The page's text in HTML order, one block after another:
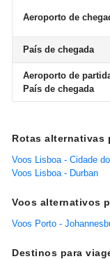
Aeroporto de
País de chegada
Aeroporto de
País de chegada
Rotas alternativas
Voos Lisboa - Cidade
Voos Lisboa - Durban
Voos alternativos
Voos Porto -
Destinos para